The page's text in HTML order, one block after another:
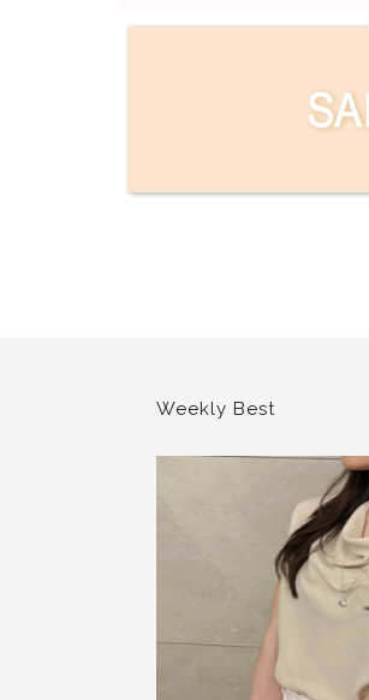
Weekly Best
현재의 메세지창을 다시 표시하지 않음